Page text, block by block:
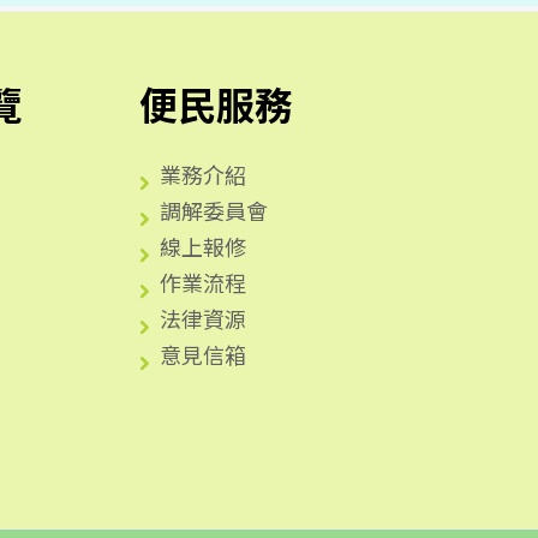
便民服務
業務介紹
調解委員會
線上報修
作業流程
法律資源
意見信箱